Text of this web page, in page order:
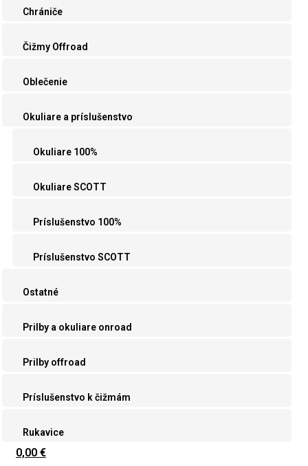
Chrániče
Čižmy Offroad
Oblečenie
Okuliare a príslušenstvo
Okuliare 100%
Okuliare SCOTT
Príslušenstvo 100%
Príslušenstvo SCOTT
Ostatné
Prilby a okuliare onroad
Prilby offroad
Príslušenstvo k čižmám
Rukavice
0,00 €